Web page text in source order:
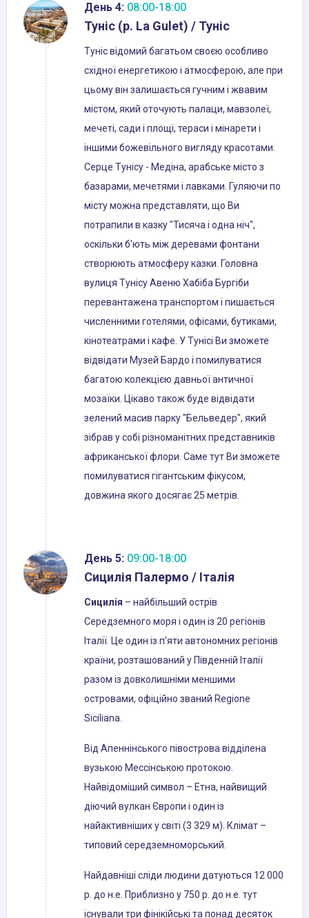
День 4: 08:00-18:00
Туніс (р. La Gulet) / Туніс
Туніс відомий багатьом своєю особливо
східної енергетикою і атмосферою, але при
цьому він залишається гучним і жвавим
містом, який оточують палаци, мавзолеї,
мечеті, сади і площі, тераси і мінарети і
іншими божевільного вигляду красотами.
Серце Тунісу - Медіна, арабське місто з
базарами, мечетями і лавками. Гуляючи по
місту можна представляти, що Ви
потрапили в казку "Тисяча і одна ніч",
оскільки б'ють між деревами фонтани
створюють атмосферу казки. Головна
вулиця Тунісу Авеню Хабіба Бургіби
перевантажена транспортом і пишається
численними готелями, офісами, бутиками,
кінотеатрами і кафе. У Тунісі Ви зможете
відвідати Музей Бардо і помилуватися
багатою колекцією давньої античної
мозаїки. Цікаво також буде відвідати
зелений масив парку "Бельведер", який
зібрав у собі різноманітних представників
африканської флори. Саме тут Ви зможете
помилуватися гігантським фікусом,
довжина якого досягає 25 метрів.
День 5: 09:00-18:00
Сицилія Палермо / Італія
Сицилія – найбільший острів
Середземного моря і один із 20 регіонів
Італії. Це один із п’яти автономних регіонів
країни, розташований у Південній Італії
разом із довколишніми меншими
островами, офіційно званий Regione
Siciliana.
Від Апеннінського півострова відділена
вузькою Мессінською протокою.
Найвідоміший символ – Етна, найвищий
діючий вулкан Європи і один із
найактивніших у світі (3 329 м). Клімат –
типовий середземноморський.
Найдавніші сліди людини датуються 12 000
р. до н.е. Приблизно у 750 р. до н.е. тут
існували три фінікійські та понад десяток